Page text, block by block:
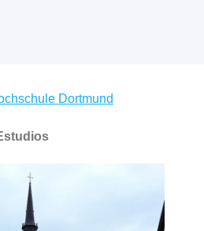
Dortmund